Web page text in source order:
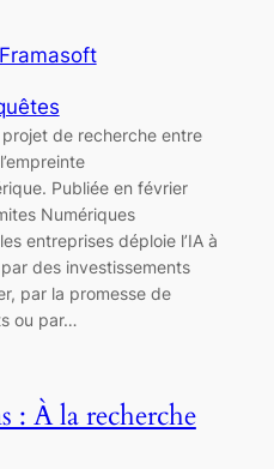
de recherche entre
Publiée en février
Numériques
entreprises déploie l’IA à
des investissements
par la promesse de
ou par…
: À la recherche